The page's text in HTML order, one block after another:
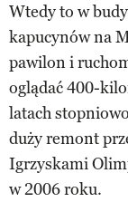
Wtedy to w
kapucynów na
pawilon i
oglądać 400-
latach
duży remont
Igrzyskami
w 2006 roku.